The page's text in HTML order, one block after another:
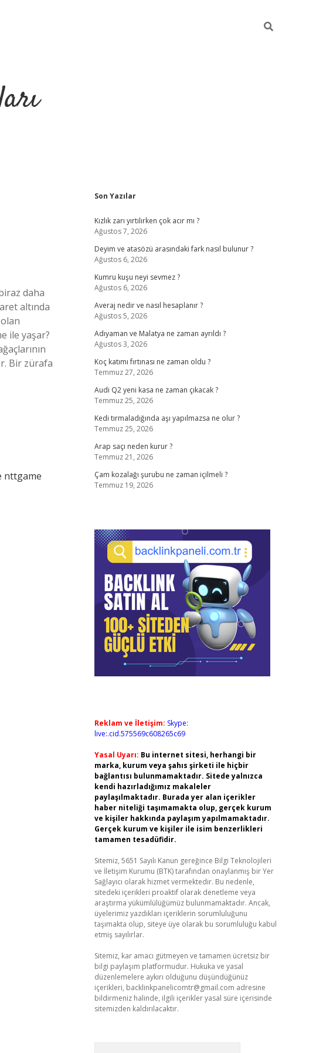
daha
altında
ile yaşar?
Bir zürafa
nttgame
Sidebar
Son Yazılar
Kızlık zarı yırtılırken çok acır mı ?
Ağustos 7, 2026
Deyim ve atasözü arasındaki fark nasıl bulunur ?
Ağustos 6, 2026
Kumru kuşu neyi sevmez ?
Ağustos 6, 2026
Averaj nedir ve nasıl hesaplanır ?
Ağustos 5, 2026
Adıyaman ve Malatya ne zaman ayrıldı ?
Ağustos 3, 2026
Koç katımı fırtınası ne zaman oldu ?
Temmuz 27, 2026
Audi Q2 yeni kasa ne zaman çıkacak ?
Temmuz 25, 2026
Kedi tırmaladığında aşı yapılmazsa ne olur ?
Temmuz 25, 2026
Arap saçı neden kurur ?
Temmuz 21, 2026
Çam kozalağı şurubu ne zaman içilmeli ?
Temmuz 19, 2026
Reklam ve İletişim: Skype:
live:.cid.575569c608265c69
Yasal Uyarı: Bu internet sitesi, herhangi bir
marka, kurum veya şahıs şirketi ile hiçbir
bağlantısı bulunmamaktadır. Sitede yalnızca
kendi hazırladığımız makaleler
paylaşılmaktadır. Burada yer alan içerikler
haber niteliği taşımamakta olup, gerçek kurum
ve kişiler hakkında paylaşım yapılmamaktadır.
Gerçek kurum ve kişiler ile isim benzerlikleri
tamamen tesadüfidir.
Sitemiz, 5651 Sayılı Kanun gereğince Bilgi Teknolojileri
ve İletişim Kurumu (BTK) tarafından onaylanmış bir Yer
Sağlayıcı olarak hizmet vermektedir. Bu nedenle,
sitedeki içerikleri proaktif olarak denetleme veya
araştırma yükümlülüğümüz bulunmamaktadır. Ancak,
üyelerimiz yazdıkları içeriklerin sorumluluğunu
taşımakta olup, siteye üye olarak bu sorumluluğu kabul
etmiş sayılırlar.
Sitemiz, kar amacı gütmeyen ve tamamen ücretsiz bir
bilgi paylaşım platformudur. Hukuka ve yasal
düzenlemelere aykırı olduğunu düşündüğünüz
içerikleri, backlinkpanelicomtr@gmail.com adresine
bildirmeniz halinde, ilgili içerikler yasal süre içerisinde
sitemizden kaldırılacaktır.
vdcasino sitesi